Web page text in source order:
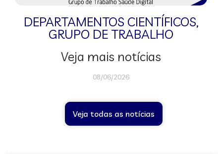
DEPARTAMENTOS CIENTÍFICOS,
GRUPO DE TRABALHO
Veja mais notícias
08/06/2026
Veja todas as notícias